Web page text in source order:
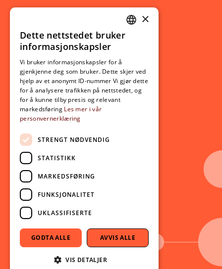
Ny student
Utveksling
Opptak
Lov- og regelverk
Aktuelt
Nyheter
Arrangementer
Nyhetsbrev
Ledige stillinger
Følg oss på sosiale medier:
Facebook
Instagram
Youtube
LinkedIn
TikTok
NORWEGIAN
×
Dette nettstedet bruker
informasjonskapsler
Vi bruker informasjonskapsler for å
gjenkjenne deg som bruker. Dette skjer ved
hjelp av et anonymt ID-nummer Vi gjør dette
for å analysere trafikken på nettstedet, og
for å kunne tilby presis og relevant
markedsføring Les mer i vår
personvernerklæring
STRENGT NØDVENDIG
STATISTIKK
MARKEDSFØRING
FUNKSJONALITET
UKLASSIFISERTE
GODTA ALLE AVVIS ALLE
VIS DETALJER